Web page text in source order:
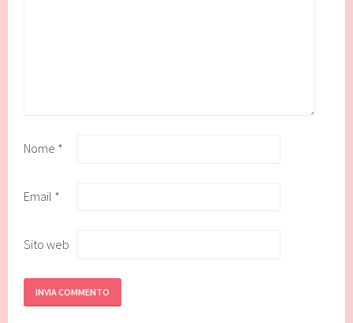
Nome *
Email *
Sito web